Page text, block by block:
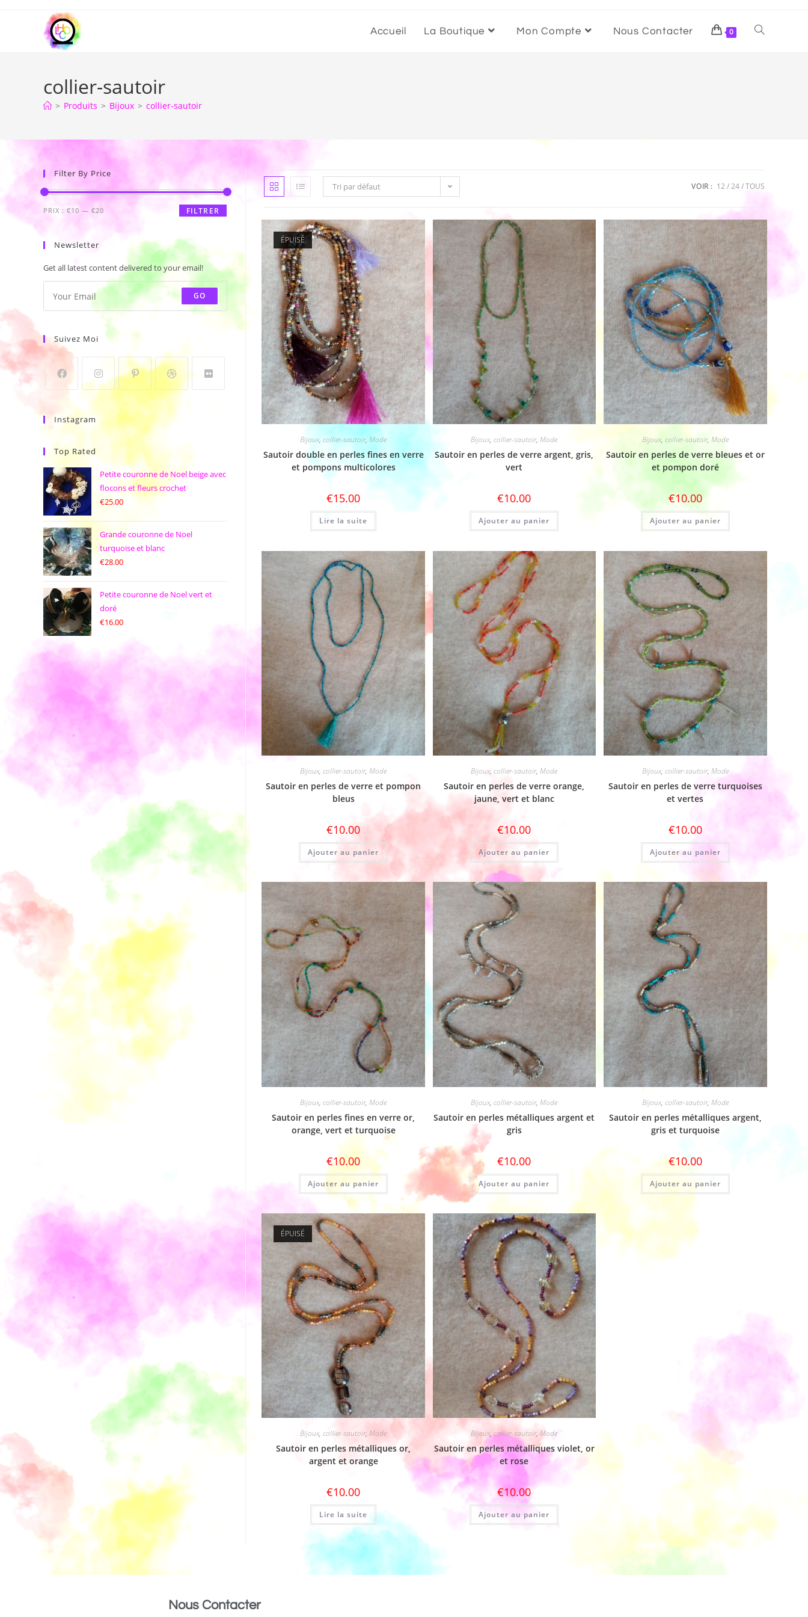
Accueil La Boutique Mon Compte Nous Contacter 0
collier-sautoir
> Produits > Bijoux > collier-sautoir
Tri par défaut VOIR : 12 24 TOUS
ÉPUISÉ
Bijoux,collier-sautoir,Mode
Sautoir double en perles fines en verre
et pompons multicolores
€15.00
Lire la suite
Bijoux,collier-sautoir,Mode
Sautoir en perles de verre argent, gris,
vert
€10.00
Ajouter au panier
Bijoux, collier-sautoir, Mode
Sautoir en perles de verre bleues et or
et pompon doré
€10.00
Ajouter au panier
Bijoux,collier-sautoir,Mode
Sautoir en perles de verre et pompon
bleus
€10.00
Ajouter au panier
Bijoux,collier-sautoir,Mode
Sautoir en perles de verre orange,
jaune, vert et blanc
€10.00
Ajouter au panier
Bijoux, collier-sautoir, Mode
Sautoir en perles de verre turquoises
et vertes
€10.00
Ajouter au panier
Bijoux,collier-sautoir,Mode
Sautoir en perles fines en verre or,
orange, vert et turquoise
€10.00
Ajouter au panier
Bijoux,collier-sautoir,Mode
Sautoir en perles métalliques argent et
gris
€10.00
Ajouter au panier
Bijoux, collier-sautoir, Mode
Sautoir en perles métalliques argent,
gris et turquoise
€10.00
Ajouter au panier
ÉPUISÉ
Bijoux,collier-sautoir,Mode
Sautoir en perles métalliques or,
argent et orange
€10.00
Lire la suite
Bijoux,collier-sautoir,Mode
Sautoir en perles métalliques violet, or
et rose
€10.00
Ajouter au panier
Filter By Price
FILTRER
PRIX : €10 — €20
Newsletter
Get all latest content delivered to your email!
GO
Suivez Moi
Instagram
Top Rated
Petite couronne de Noel beige avec
flocons et fleurs crochet
€25.00
Grande couronne de Noel
turquoise et blanc
€28.00
Petite couronne de Noel vert et
doré
€16.00
Nous Contacter